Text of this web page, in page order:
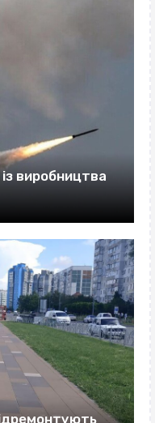
виробництва